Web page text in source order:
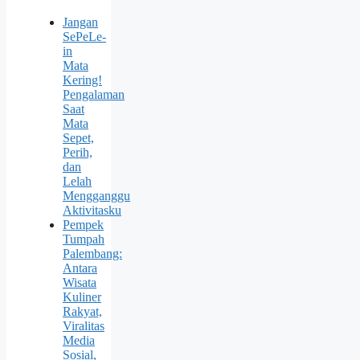
Jangan
SePeLe-
in
Mata
Kering!
Pengalaman
Saat
Mata
Sepet,
Perih,
dan
Lelah
Mengganggu
Aktivitasku
Pempek
Tumpah
Palembang:
Antara
Wisata
Kuliner
Rakyat,
Viralitas
Media
Sosial,